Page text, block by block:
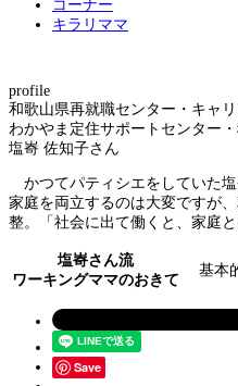
コーナー
キラリママ
profile
和歌山県再就職センター・キャ
わかやま定住サポートセンター
塩㟢 佐知子さん
かつてパティシエをしていた塩
家庭を両立するのは大変ですが
整。「社会に出て働くと、家庭
塩㟢さん流
ワーキングママのおきて
基本
Save